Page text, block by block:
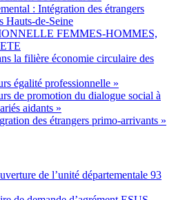
: Intégration des étrangers
Hauts-de-Seine
FEMMES-HOMMES,
la filière économie circulaire des
égalité professionnelle »
de promotion du dialogue social à
aidants »
des étrangers primo-arrivants »
de l’unité départementale 93